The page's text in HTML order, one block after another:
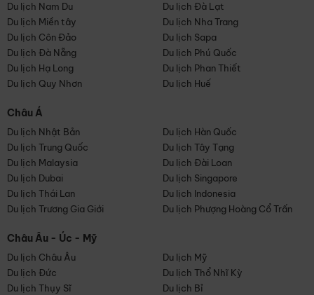
Du lịch Nam Du
Du lịch Đà Lạt
Du lịch Miền tây
Du lịch Nha Trang
Du lịch Côn Đảo
Du lịch Sapa
Du lịch Đà Nẵng
Du lịch Phú Quốc
Du lịch Hạ Long
Du lịch Phan Thiết
Du lịch Quy Nhơn
Du lịch Huế
Châu Á
Du lịch Nhật Bản
Du lịch Hàn Quốc
Du lịch Trung Quốc
Du lịch Tây Tạng
Du lịch Malaysia
Du lịch Đài Loan
Du lịch Dubai
Du lịch Singapore
Du lịch Thái Lan
Du lịch Indonesia
Du lịch Trương Gia Giới
Du lịch Phượng Hoàng Cổ Trấn
Châu Âu - Úc - Mỹ
Du lịch Châu Âu
Du lịch Mỹ
Du lịch Đức
Du lịch Thổ Nhĩ Kỳ
Du lịch Thụy Sĩ
Du lịch Bỉ